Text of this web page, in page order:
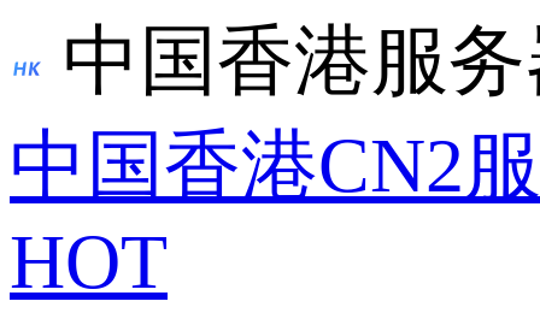
中国香港服
中国香港CN2
HOT